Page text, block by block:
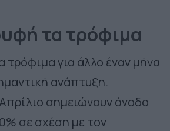
τα τρόφιμα
τρόφιμα για άλλο έναν μήνα
ανάπτυξη.
σημειώνουν άνοδο
σε σχέση με τον